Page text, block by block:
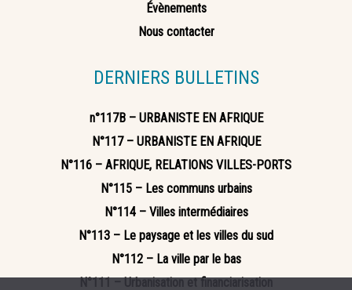
Évènements
Nous contacter
DERNIERS BULLETINS
n°117B – URBANISTE EN AFRIQUE
N°117 – URBANISTE EN AFRIQUE
N°116 – AFRIQUE, RELATIONS VILLES-PORTS
N°115 – Les communs urbains
N°114 – Villes intermédiaires
N°113 – Le paysage et les villes du sud
N°112 – La ville par le bas
N°111 – Urbanisation et financiarisation